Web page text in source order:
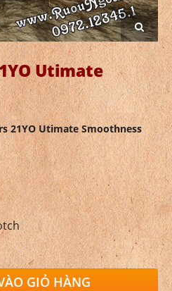
Utimate
21YO Utimate Smoothness
GIỎ HÀNG